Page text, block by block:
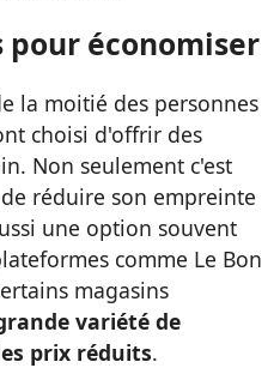
pour économiser
la moitié des personnes
choisi d'offrir des
Non seulement c'est
réduire son empreinte
une option souvent
comme Le Bon
magasins
variété de
prix réduits.